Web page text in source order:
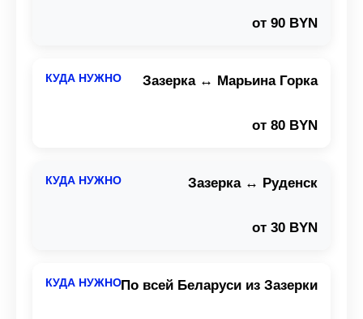
от 90 BYN
Зазерка ↔ Марьина Горка
от 80 BYN
Зазерка ↔ Руденск
от 30 BYN
По всей Беларуси из Зазерки